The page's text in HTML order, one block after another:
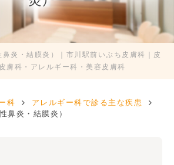
炎・結膜炎）｜市川駅前いぶち皮膚科｜皮
膚科・アレルギー科・美容皮膚科
科
アレルギー科で診る主な疾患
鼻炎・結膜炎）